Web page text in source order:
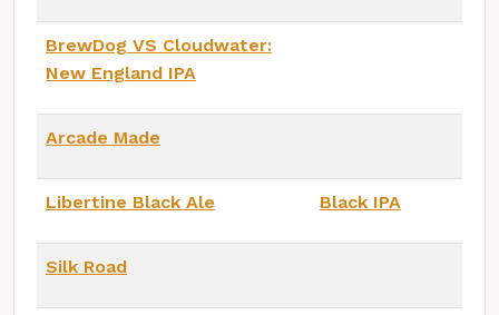
BrewDog VS Cloudwater:
New England IPA
Arcade Made
Libertine Black Ale Black IPA
Silk Road